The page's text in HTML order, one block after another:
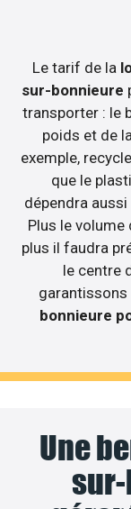
Le tarif de la
sur-bonnieure
transporter : le
poids et de
exemple,
que le
dépendra
Plus le
plus il faudra
le centre
garantissons
bonnieure
Une